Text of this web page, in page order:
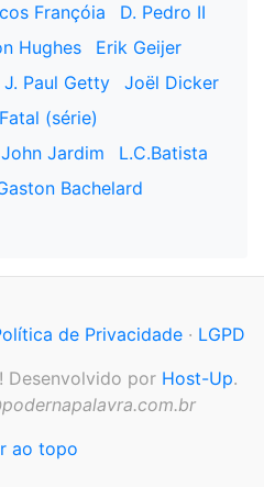
Françóia
D. Pedro II
Hughes
Erik Geijer
J. Paul Getty
Joël Dicker
(série)
John Jardim
L.C.Batista
Bachelard
de Privacidade· LGPD
Desenvolvido por Host-Up.
ao topo